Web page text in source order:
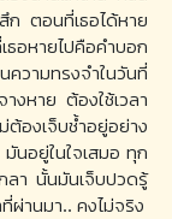
ก ตอนที่เธอได้หาย
ธอหายไปคือคำบอก
วามทรงจำในวันที่
างหาย ต้องใช้เวลา
ต้องเจ็บช้ำอยู่อย่าง
นอยู่ในใจเสมอ ทุก
ลา นั้นมันเจ็บปวดรู้
ผ่านมา.. คงไม่จริง